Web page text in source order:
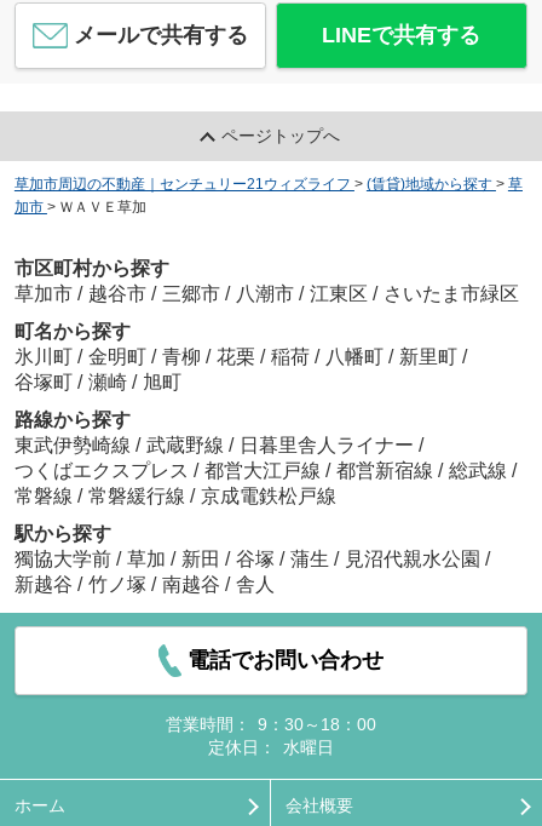
メールで共有する LINEで共有する
ページトップへ
草加市周辺の不動産｜センチュリー21ウィズライフ > (賃貸)地域から探す > 草
加市 > ＷＡＶＥ草加
市区町村から探す
草加市 / 越谷市 / 三郷市 / 八潮市 / 江東区 / さいたま市緑区
町名から探す
氷川町 / 金明町 / 青柳 / 花栗 / 稲荷 / 八幡町 / 新里町 /
谷塚町 / 瀬崎 / 旭町
路線から探す
東武伊勢崎線 / 武蔵野線 / 日暮里舎人ライナー /
つくばエクスプレス / 都営大江戸線 / 都営新宿線 / 総武線 /
常磐線 / 常磐緩行線 / 京成電鉄松戸線
駅から探す
獨協大学前 / 草加 / 新田 / 谷塚 / 蒲生 / 見沼代親水公園 /
新越谷 / 竹ノ塚 / 南越谷 / 舎人
電話でお問い合わせ
営業時間：
9：30～18：00
定休日：
水曜日
ホーム 会社概要